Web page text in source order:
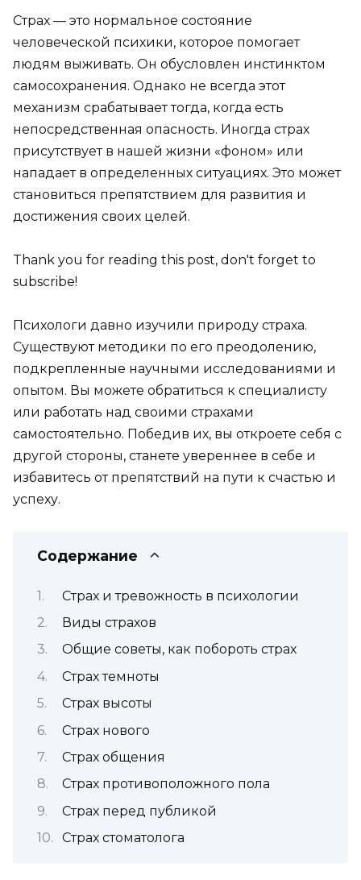
Страх — это нормальное состояние
человеческой психики, которое помогает
людям выживать. Он обусловлен инстинктом
самосохранения. Однако не всегда этот
механизм срабатывает тогда, когда есть
непосредственная опасность. Иногда страх
присутствует в нашей жизни «фоном» или
нападает в определенных ситуациях. Это может
становиться препятствием для развития и
достижения своих целей.
Thank you for reading this post, don't forget to
subscribe!
Психологи давно изучили природу страха.
Существуют методики по его преодолению,
подкрепленные научными исследованиями и
опытом. Вы можете обратиться к специалисту
или работать над своими страхами
самостоятельно. Победив их, вы откроете себя с
другой стороны, станете увереннее в себе и
избавитесь от препятствий на пути к счастью и
успеху.
Содержание
Страх и тревожность в психологии
Виды страхов
Общие советы, как побороть страх
Страх темноты
Страх высоты
Страх нового
Страх общения
Страх противоположного пола
Страх перед публикой
Страх стоматолога